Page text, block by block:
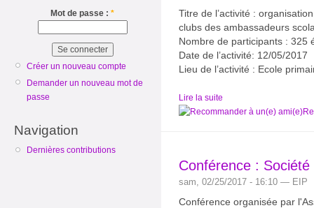
Mot de passe : *
Créer un nouveau compte
Demander un nouveau mot de
passe
Navigation
Dernières contributions
Titre de l’activité :
clubs des ambassadeurs
Nombre de participants : 325
Date de l’activité: 12/05/2017
Lieu de l’activité : Ecole
Lire la suite
Conférence :
sam, 02/25/2017 - 16:10 — EIP
Conférence organisée par